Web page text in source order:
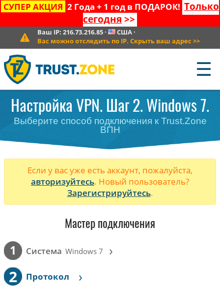
СУПЕР АКЦИЯ 2 Года + 1 год в ПОДАРОК! Только
сегодня >>
Ваш IP: 216.73.216.85· США·
Вас можно отследить по IP. Скрыть ваш адрес >>
☰
Настройка VPN. Шаг 2. Windows 7.
Выберите способ подключения к Trust.Zone
ВПН
Если у вас уже есть аккаунт, пожалуйста,
авторизуйтесь. Новый пользователь?
Зарегистрируйтесь.
Мастер подключения
1 Cистема Windows 7 ›
2 Протокол ›